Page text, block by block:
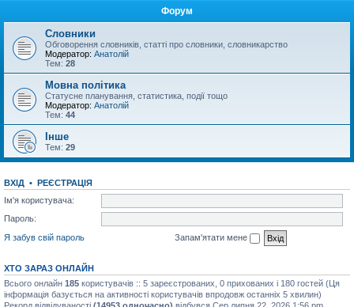
Форум
Словники
Обговорення словників, статті про словники, словникарство
Модератор: Анатолій
Тем: 28
Мовна політика
Статусне планування, статистика, події тощо
Модератор: Анатолій
Тем: 44
Інше
Тем: 29
ВХІД • РЕЄСТРАЦІЯ
Ім'я користувача:
Пароль:
Я забув свій пароль
Запам'ятати мене
ХТО ЗАРАЗ ОНЛАЙН
Всього онлайн 185 користувачів :: 5 зареєстрованих, 0 прихованих і 180 гостей (Ця
інформація базується на активності користувачів впродовж останніх 5 хвилин)
Рекорд відвідуваності (14953 одночасно) відбувся Сер липня 22, 2026 1:56 pm